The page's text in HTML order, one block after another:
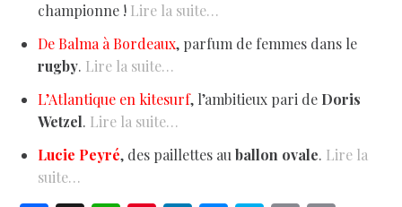
championne ! Lire la suite…
De Balma à Bordeaux, parfum de femmes dans le
rugby. Lire la suite…
L’Atlantique en kitesurf, l’ambitieux pari de Doris
Wetzel. Lire la suite…
Lucie Peyré, des paillettes auballon ovale. Lire la
suite…